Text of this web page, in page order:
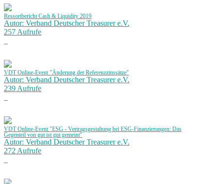
Ressortbericht Cash & Liquidity 2019
Autor: Verband Deutscher Treasurer e.V.
257 Aufrufe
VDT Online-Event "Änderung der Referenzzinssätze"
Autor: Verband Deutscher Treasurer e.V.
239 Aufrufe
VDT Online-Event "ESG - Vertragsgestaltung bei ESG-Finanzierungen: Das
Gegenteil von gut ist gut gemeint"
Autor: Verband Deutscher Treasurer e.V.
272 Aufrufe